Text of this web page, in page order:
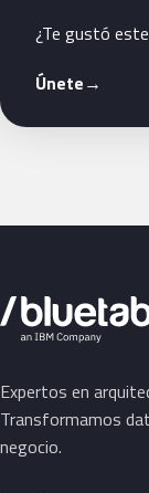
¿Te gustó
Únete→
Expertos en
Transformamos
negocio.